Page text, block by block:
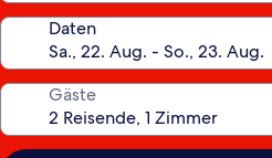
Daten
Gäste